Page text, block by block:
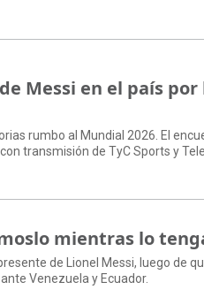
Messi en el país por
rumbo al Mundial 2026. El
transmisión de TyC Sports y
mientras lo
de Lionel Messi, luego de
Venezuela y Ecuador.